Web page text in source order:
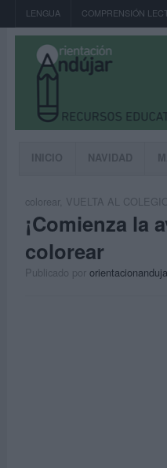
LENGUA COMPRENSIÓN
INICIO NAVIDAD
colorear, VUELTA AL
¡Comienza la
colorear
Publicado por